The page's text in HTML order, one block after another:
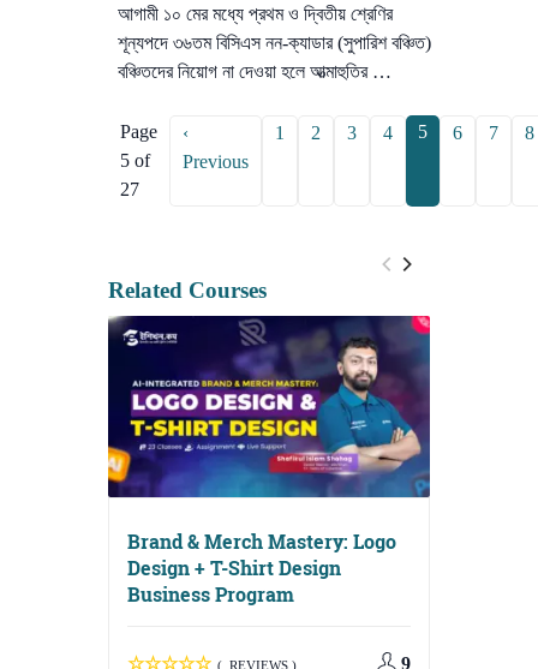
আগামী ১০ মের মধ্যে প্রথম ও দ্বিতীয় শ্রেণির
শূন্যপদে ৩৬তম বিসিএস নন-ক্যাডার (সুপারিশ বঞ্চিত)
বঞ্চিতদের নিয়োগ না দেওয়া হলে আত্মাহুতির …
Page
5 of
27
‹
Previous
1 2 3 4 5 6 7 8
Related Courses
Brand & Merch Mastery: Logo
Design + T-Shirt Design
Business Program
( REVIEWS ) 9